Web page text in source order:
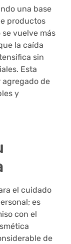
una base
productos
vuelve más
la caída
sin
Esta
agregado de
y
el cuidado
es
con el
de